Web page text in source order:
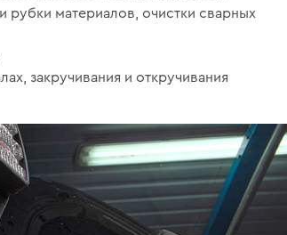
рубки материалов, очистки сварных
закручивания и откручивания